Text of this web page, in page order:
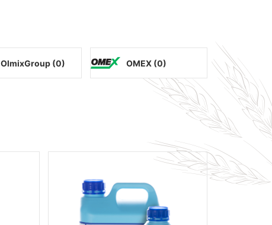
OlmixGroup (0) OMEX (0)